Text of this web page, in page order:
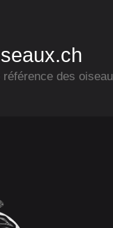
référence des